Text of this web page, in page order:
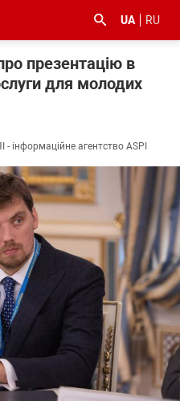
UA RU
презентацію в
для молодих
- інформаційне агентство ASPI
#Київ #коронавірус